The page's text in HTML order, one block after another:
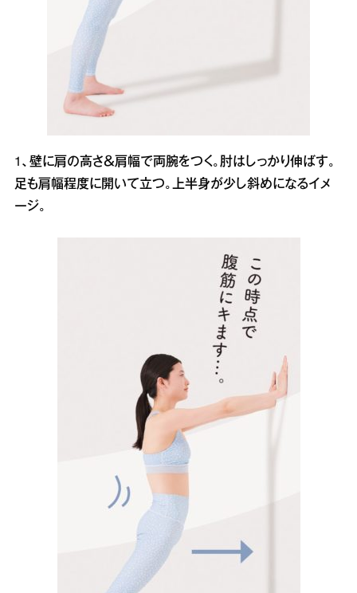
1、壁に肩の高さ＆肩幅で両腕をつく。肘はしっかり伸ばす。
足も肩幅程度に開いて立つ。上半身が少し斜めになるイメ
ージ。